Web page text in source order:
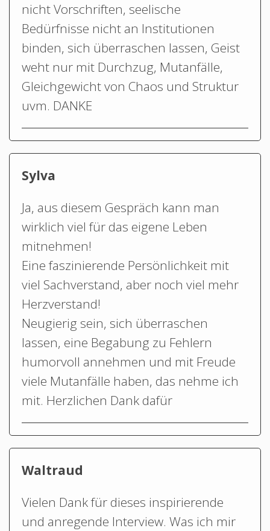
nicht Vorschriften, seelische
Bedürfnisse nicht an Institutionen
binden, sich überraschen lassen, Geist
weht nur mit Durchzug, Mutanfälle,
Gleichgewicht von Chaos und Struktur
uvm. DANKE
Sylva
Ja, aus diesem Gespräch kann man
wirklich viel für das eigene Leben
mitnehmen!
Eine faszinierende Persönlichkeit mit
viel Sachverstand, aber noch viel mehr
Herzverstand!
Neugierig sein, sich überraschen
lassen, eine Begabung zu Fehlern
humorvoll annehmen und mit Freude
viele Mutanfälle haben, das nehme ich
mit. Herzlichen Dank dafür
Waltraud
Vielen Dank für dieses inspirierende
und anregende Interview. Was ich mir